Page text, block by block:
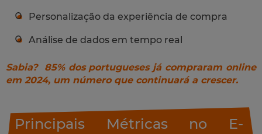
Personalização da experiência de compra
Análise de dados em tempo real
Sabia? 85% dos portugueses já compraram online
em 2024, um número que continuará a crescer.
Principais Métricas no E-